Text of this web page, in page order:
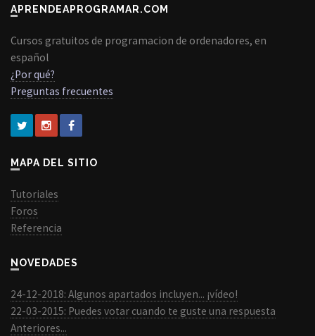
APRENDEAPROGRAMAR.COM
Cursos gratuitos de programacion de ordenadores, en
español
¿Por qué?
Preguntas frecuentes
MAPA DEL SITIO
Tutoriales
Foros
Referencia
NOVEDADES
24-12-2018: Algunos apartados incluyen... ¡vídeo!
22-03-2015: Puedes votar cuando te guste una respuesta
Anteriores...